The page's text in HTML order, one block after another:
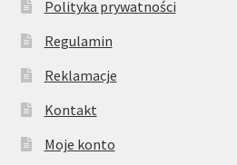
Polityka prywatności
Regulamin
Reklamacje
Kontakt
Moje konto